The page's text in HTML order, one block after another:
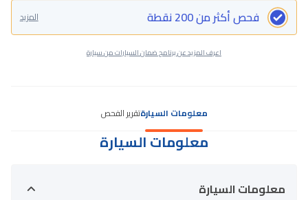
فحص أكثر من 200 نقطة المزيد
اعرف المزيد عن برنامج ضمان السيارات من سيارة
معلومات السيارةتقرير الفحص
معلومات السيارة
معلومات السيارة